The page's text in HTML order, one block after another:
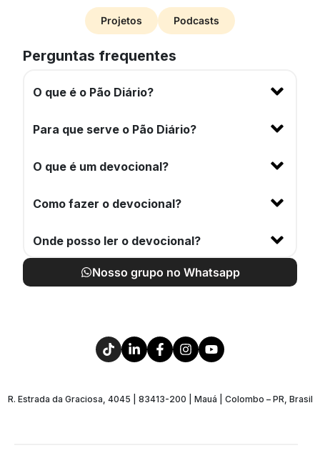
Projetos Podcasts
Perguntas frequentes
O que é o Pão Diário?
Para que serve o Pão Diário?
O que é um devocional?
Como fazer o devocional?
Onde posso ler o devocional?
Nosso grupo no Whatsapp
R. Estrada da Graciosa, 4045 | 83413-200 | Mauá | Colombo – PR, Brasil